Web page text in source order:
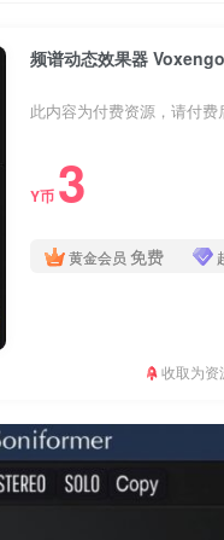
频谱动态效果器
此内容为付费资源，请付费
Y币 3
黄金会员 免费
收取为资